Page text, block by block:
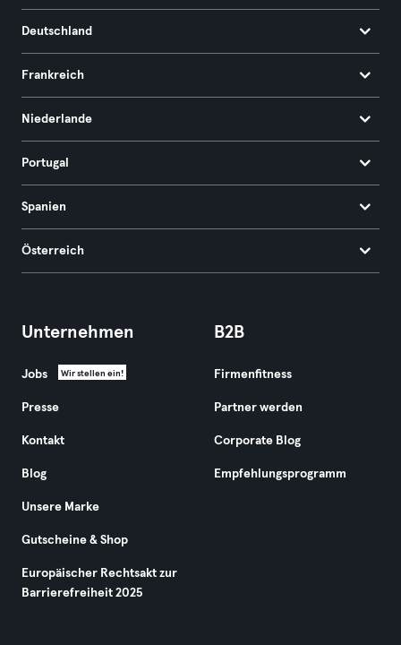
Deutschland
Frankreich
Niederlande
Portugal
Spanien
Österreich
Unternehmen
Jobs Wir stellen ein!
Presse
Kontakt
Blog
Unsere Marke
Gutscheine & Shop
Europäischer Rechtsakt zur
Barrierefreiheit 2025
B2B
Firmenfitness
Partner werden
Corporate Blog
Empfehlungsprogramm